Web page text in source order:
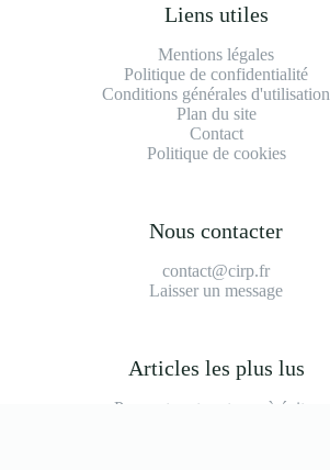
Liens utiles
Mentions légales
Politique de confidentialité
Conditions générales d'utilisation
Plan du site
Contact
Politique de cookies
Nous contacter
contact@cirp.fr
Laisser un message
Articles les plus lus
Peugeot partner tepee à éviter